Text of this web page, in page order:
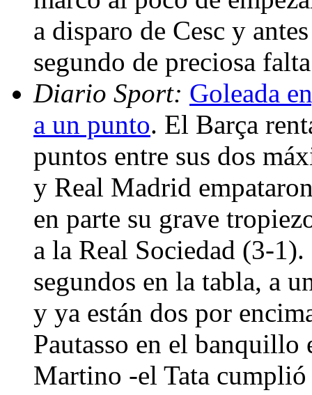
a disparo de Cesc y
segundo de preciosa
Diario Sport: Goleada
a un punto. El Barça
puntos entre sus dos
y Real Madrid
en parte su grave
a la Real Sociedad (3-
segundos en la tabla, a
y ya están dos por
Pautasso en el banquillo
Martino -el Tata